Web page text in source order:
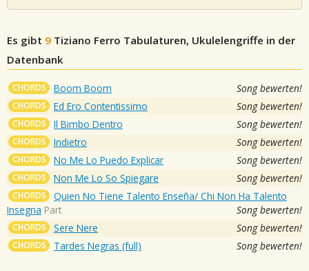
Es gibt 9 Tiziano Ferro Tabulaturen, Ukulelengriffe in der
Datenbank
CHORDS Boom Boom Song bewerten!
CHORDS Ed Ero Contentissimo Song bewerten!
CHORDS Il Bimbo Dentro Song bewerten!
CHORDS Indietro Song bewerten!
CHORDS No Me Lo Puedo Explicar Song bewerten!
CHORDS Non Me Lo So Spiegare Song bewerten!
CHORDS
Quien No Tiene Talento Enseña/ Chi Non Ha Talento
Insegna Part Song bewerten!
CHORDS Sere Nere Song bewerten!
CHORDS Tardes Negras (full) Song bewerten!